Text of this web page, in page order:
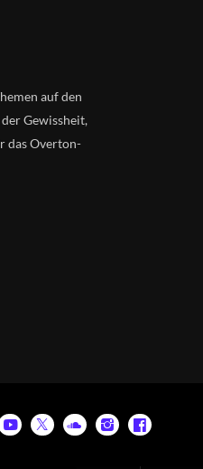
auf den
Gewissheit,
das Overton-